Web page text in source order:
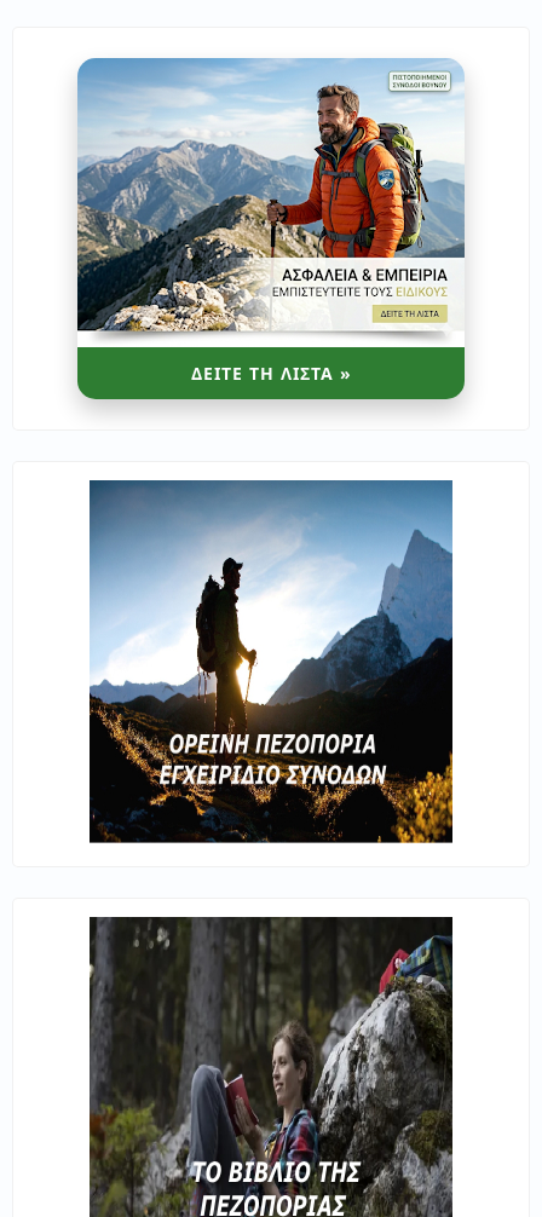
ΔΕΙΤΕ ΤΗ ΛΙΣΤΑ »